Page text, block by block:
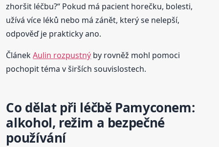
zhoršit léčbu?“ Pokud má pacient horečku, bolesti,
užívá více léků nebo má zánět, který se nelepší,
odpověď je prakticky ano.
ČlánekAulin rozpustný by rovněž mohl pomoci
pochopit téma v širších souvislostech.
Co dělat při léčbě Pamyconem:
alkohol, režim a bezpečné
používání